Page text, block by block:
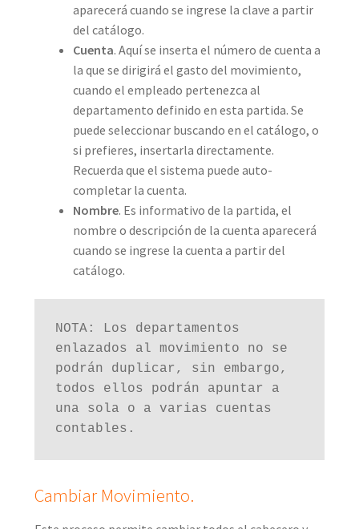
aparecerá cuando se ingrese la clave a partir
del catálogo.
Cuenta. Aquí se inserta el número de cuenta a
la que se dirigirá el gasto del movimiento,
cuando el empleado pertenezca al
departamento definido en esta partida. Se
puede seleccionar buscando en el catálogo, o
si prefieres, insertarla directamente.
Recuerda que el sistema puede auto-
completar la cuenta.
Nombre. Es informativo de la partida, el
nombre o descripción de la cuenta aparecerá
cuando se ingrese la cuenta a partir del
catálogo.
NOTA: Los departamentos
enlazados al movimiento no se
podrán duplicar, sin embargo,
todos ellos podrán apuntar a
una sola o a varias cuentas
contables.
Cambiar Movimiento.